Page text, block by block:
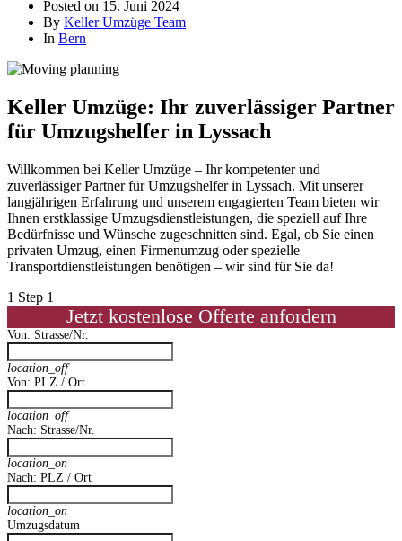
Posted on 15. Juni 2024
By Keller Umzüge Team
In Bern
Keller Umzüge: Ihr zuverlässiger Partner
für Umzugshelfer in Lyssach
Willkommen bei Keller Umzüge – Ihr kompetenter und
zuverlässiger Partner für Umzugshelfer in Lyssach. Mit unserer
langjährigen Erfahrung und unserem engagierten Team bieten wir
Ihnen erstklassige Umzugsdienstleistungen, die speziell auf Ihre
Bedürfnisse und Wünsche zugeschnitten sind. Egal, ob Sie einen
privaten Umzug, einen Firmenumzug oder spezielle
Transportdienstleistungen benötigen – wir sind für Sie da!
1 Step 1
Jetzt kostenlose Offerte anfordern
Von: Strasse/Nr.
location_off
Von: PLZ / Ort
location_off
Nach: Strasse/Nr.
location_on
Nach: PLZ / Ort
location_on
Umzugsdatum